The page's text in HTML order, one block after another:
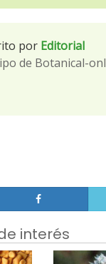
por Editorial
de Botanical-
interés